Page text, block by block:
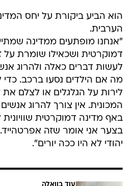
הוא הביע ביקורת על יחס
הערבית.
"אנחנו מופתעים ממדינה
דמוקרטית ושכאילו שומרת על
לעשות דברים כאלה ולהרוג
מה אם הילדים נסעו ברכב.
לירות על הגלגלים או לצלם את
המכונית. אין צורך להרוג
באף מדינה דמוקרטית שוויונית
בצער אני אומר שזה
יהודי לא היו ככה יורים".
עוד בוואלה